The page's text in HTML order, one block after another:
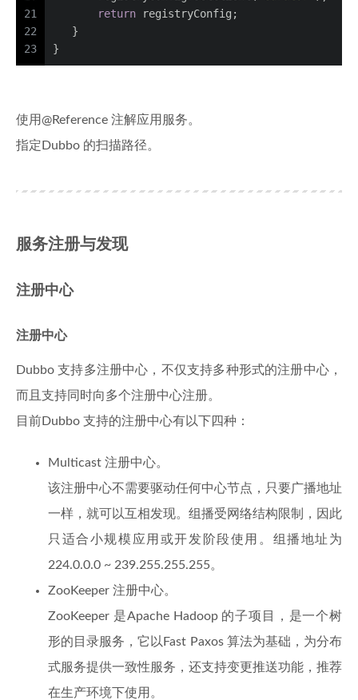
21
22
23
return registryConfig;
   }
}
使用@Reference 注解应用服务。
指定Dubbo 的扫描路径。
服务注册与发现
注册中心
注册中心
Dubbo 支持多注册中心，不仅支持多种形式的注册中心，
而且支持同时向多个注册中心注册。
目前Dubbo 支持的注册中心有以下四种：
Multicast 注册中心。
该注册中心不需要驱动任何中心节点，只要广播地址
一样，就可以互相发现。组播受网络结构限制，因此
只适合小规模应用或开发阶段使用。组播地址为
224.0.0.0 ~ 239.255.255.255。
ZooKeeper 注册中心。
ZooKeeper 是Apache Hadoop 的子项目，是一个树
形的目录服务，它以Fast Paxos 算法为基础，为分布
式服务提供一致性服务，还支持变更推送功能，推荐
在生产环境下使用。